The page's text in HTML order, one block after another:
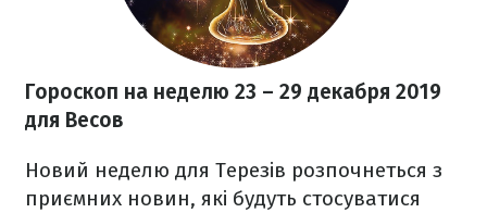
Гороскоп на неделю 23 – 29 декабря 2019
для Весов
Новий неделю для Терезів розпочнеться з
приємних новин, які будуть стосуватися